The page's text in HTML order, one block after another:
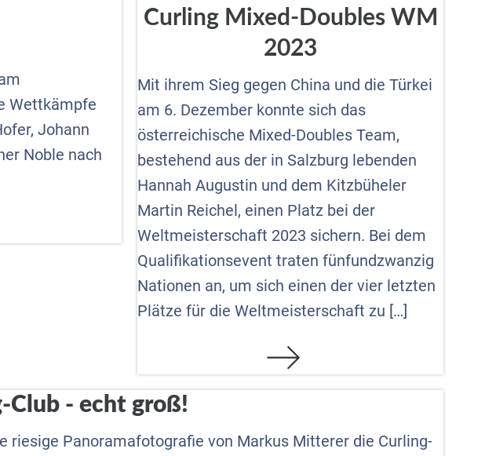
Wettkämpfe
Johann
Noble nach
Curling Mixed-Doubles WM
2023
Mit ihrem Sieg gegen China und die Türkei
am 6. Dezember konnte sich das
österreichische Mixed-Doubles Team,
bestehend aus der in Salzburg lebenden
Hannah Augustin und dem Kitzbüheler
Martin Reichel, einen Platz bei der
Weltmeisterschaft 2023 sichern. Bei dem
Qualifikationsevent traten fünfundzwanzig
Nationen an, um sich einen der vier letzten
Plätze für die Weltmeisterschaft zu […]
Club - echt groß!
riesige Panoramafotografie von Markus Mitterer die Curling-